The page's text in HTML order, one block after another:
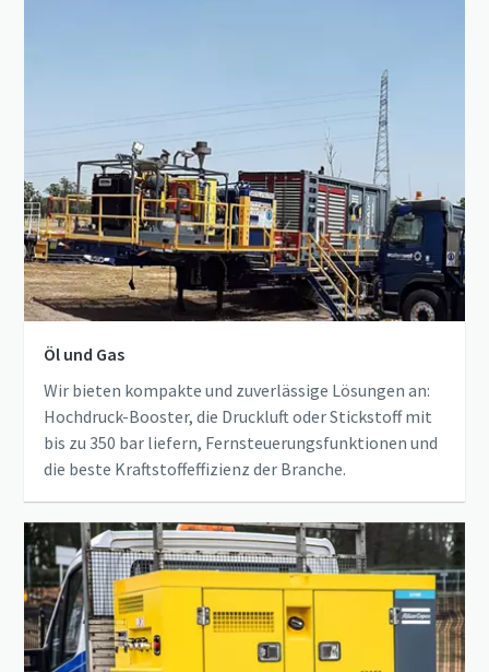
Öl und Gas
Wir bieten kompakte und zuverlässige Lösungen an:
Hochdruck-Booster, die Druckluft oder Stickstoff mit
bis zu 350 bar liefern, Fernsteuerungsfunktionen und
die beste Kraftstoffeffizienz der Branche.